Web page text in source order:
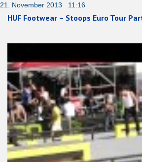
21. November 2013 11:16
HUF Footwear – Stoops Euro Tour